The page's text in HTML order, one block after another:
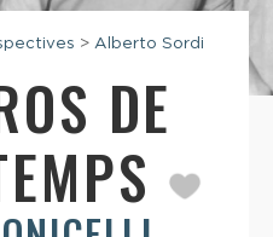
> Alberto Sordi
DE